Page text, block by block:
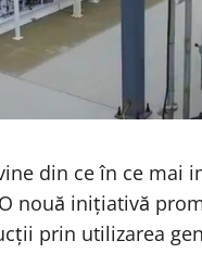
din ce în ce
nouă inițiativă
prin utilizarea